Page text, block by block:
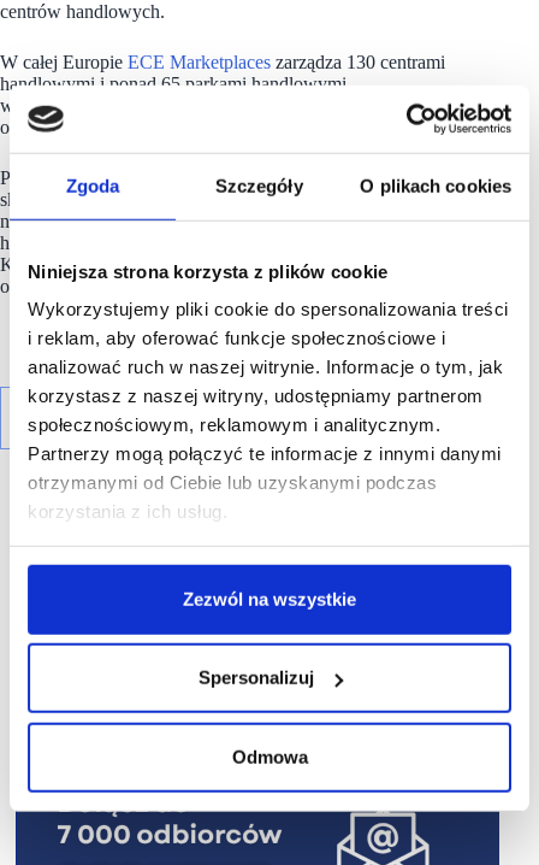
Zgoda Szczegóły O plikach cookies
Niniejsza strona korzysta z plików cookie
Wykorzystujemy pliki cookie do spersonalizowania treści
i reklam, aby oferować funkcje społecznościowe i
analizować ruch w naszej witrynie. Informacje o tym, jak
korzystasz z naszej witryny, udostępniamy partnerom
społecznościowym, reklamowym i analitycznym.
Partnerzy mogą połączyć te informacje z innymi danymi
otrzymanymi od Ciebie lub uzyskanymi podczas
korzystania z ich usług.
Zezwól na wszystkie
Spersonalizuj
Odmowa
centrów handlowych.
W całej Europie ECE Marketplaces zarządza 130 centrami
handlowymi i ponad 65 parkami handlowymi,
w których zlokalizowanych jest około 20 000 sklepów
o łącznej powierzchni sprzedaży około 7 milionów mkw.
Polska spółka ECE powstała w 1997 roku i od tego czasu
skupia się na rozwoju obiektów handlowych w centrach
największych miast.ECEzarządza obecnie 9 centrami
handlowymi m.in.: Galerią Łódzką w Łodzi, Galerią
Krakowską w Krakowie, Galerią Bałtycką w Gdańsku
oraz Galerią Kaskada w Szczecinie.
R E K L A M A